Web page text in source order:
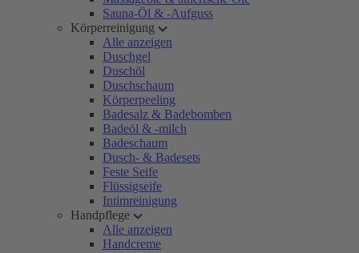
Sauna-Öl & -Aufguss
Körperreinigung
Alle anzeigen
Duschgel
Duschöl
Duschschaum
Körperpeeling
Badesalz & Badebomben
Badeöl & -milch
Badeschaum
Dusch- & Badesets
Feste Seife
Flüssigseife
Intimreinigung
Handpflege
Alle anzeigen
Handcreme